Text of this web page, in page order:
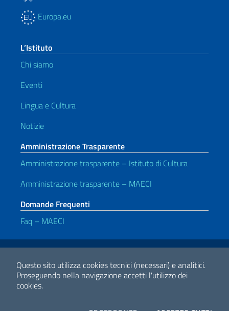
Questo sito utilizza cookies tecnici (necessari) e analitici.
Proseguendo nella navigazione accetti l'utilizzo dei
cookies.
Europa.eu
L’Istituto
Chi siamo
Eventi
Lingua e Cultura
Notizie
Amministrazione Trasparente
Amministrazione trasparente – Istituto di Cultura
Amministrazione trasparente – MAECI
Domande Frequenti
Faq – MAECI
Link Utili